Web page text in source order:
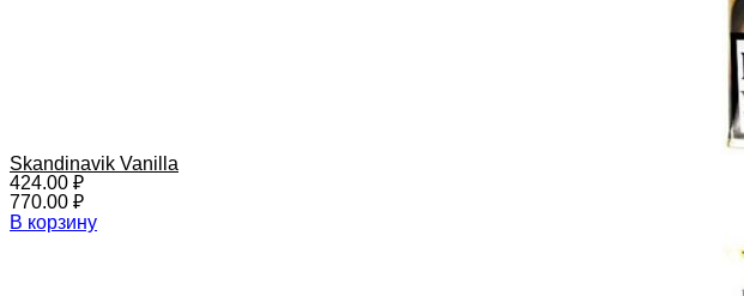
Skandinavik Vanilla
424.00 ₽
770.00 ₽
В корзину